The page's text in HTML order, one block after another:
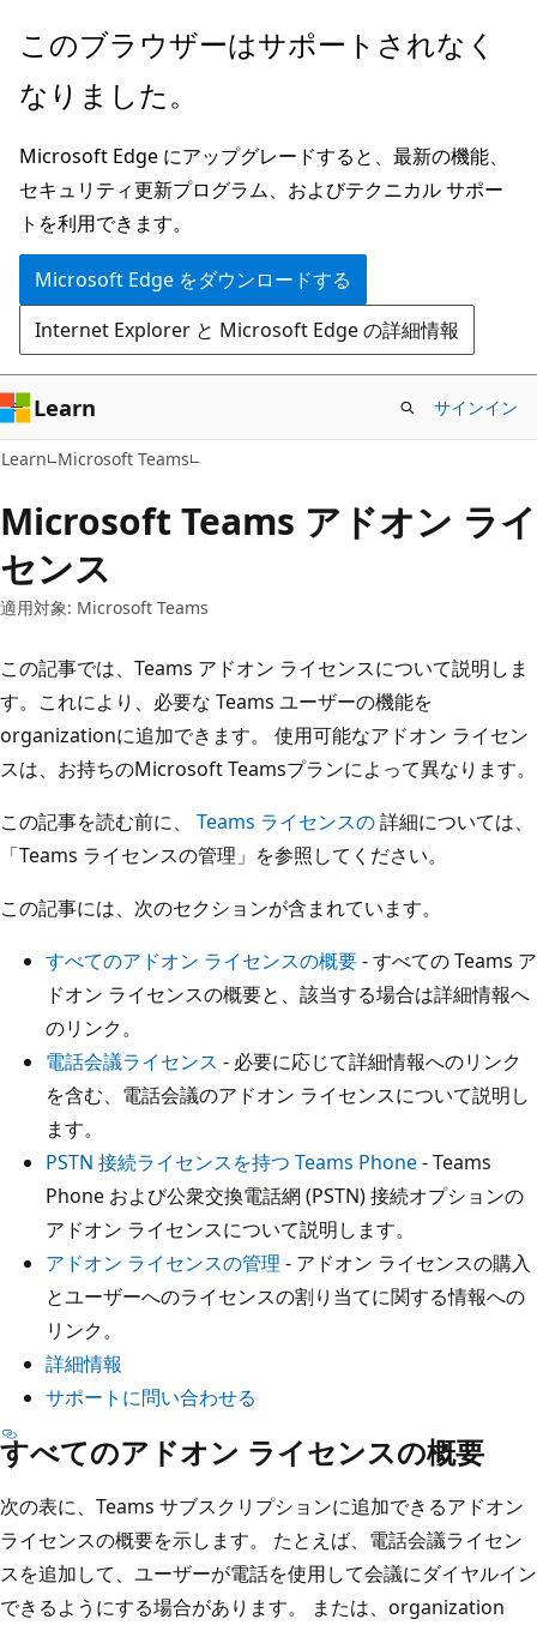
メ
ン
ン
テ
ン
ツ
に
ス
キ
ッ
プ
このブラウザーはサポートされなく
なりました。
Microsoft Edge にアップグレードすると、最新の機能、
セキュリティ更新プログラム、およびテクニカル サポー
トを利用できます。
Microsoft Edge をダウンロードする
Internet Explorer と Microsoft Edge の詳細情報
Learn サインイン
Learn Microsoft Teams
Microsoft Teams アドオン ライ
センス
適用対象: Microsoft Teams
この記事では、Teams アドオン ライセンスについて説明しま
す。これにより、必要な Teams ユーザーの機能を
organizationに追加できます。 使用可能なアドオン ライセン
スは、お持ちのMicrosoft Teamsプランによって異なります。
この記事を読む前に、 Teams ライセンスの詳細については、
「Teams ライセンスの管理」を参照してください。
この記事には、次のセクションが含まれています。
すべてのアドオン ライセンスの概要- すべての Teams ア
ドオン ライセンスの概要と、該当する場合は詳細情報へ
のリンク。
電話会議ライセンス - 必要に応じて詳細情報へのリンク
を含む、電話会議のアドオン ライセンスについて説明し
ます。
PSTN 接続ライセンスを持つ Teams Phone- Teams
Phone および公衆交換電話網 (PSTN) 接続オプションの
アドオン ライセンスについて説明します。
アドオン ライセンスの管理 - アドオン ライセンスの購入
とユーザーへのライセンスの割り当てに関する情報への
リンク。
詳細情報
サポートに問い合わせる
すべてのアドオン ライセンスの概要
次の表に、Teams サブスクリプションに追加できるアドオン
ライセンスの概要を示します。 たとえば、電話会議ライセン
スを追加して、ユーザーが電話を使用して会議にダイヤルイン
できるようにする場合があります。 または、organization